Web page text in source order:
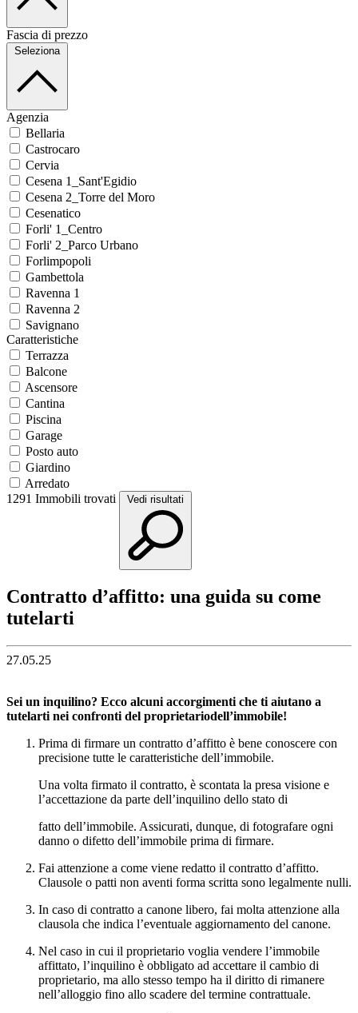
Fascia di prezzo
Seleziona
Agenzia
Bellaria
Castrocaro
Cervia
Cesena 1_Sant'Egidio
Cesena 2_Torre del Moro
Cesenatico
Forli' 1_Centro
Forli' 2_Parco Urbano
Forlimpopoli
Gambettola
Ravenna 1
Ravenna 2
Savignano
Caratteristiche
Terrazza
Balcone
Ascensore
Cantina
Piscina
Garage
Posto auto
Giardino
Arredato
1291 Immobili trovati Vedi risultati
Contratto d’affitto: una guida su come
tutelarti
27.05.25
Sei un inquilino? Ecco alcuni accorgimenti che ti aiutano a
tutelarti nei confronti del proprietariodell’immobile!
Prima di firmare un contratto d’affitto è bene conoscere con
precisione tutte le caratteristiche dell’immobile.
Una volta firmato il contratto, è scontata la presa visione e
l’accettazione da parte dell’inquilino dello stato di
fatto dell’immobile. Assicurati, dunque, di fotografare ogni
danno o difetto dell’immobile prima di firmare.
Fai attenzione a come viene redatto il contratto d’affitto.
Clausole o patti non aventi forma scritta sono legalmente nulli.
In caso di contratto a canone libero, fai molta attenzione alla
clausola che indica l’eventuale aggiornamento del canone.
Nel caso in cui il proprietario voglia vendere l’immobile
affittato, l’inquilino è obbligato ad accettare il cambio di
proprietario, ma allo stesso tempo ha il diritto di rimanere
nell’alloggio fino allo scadere del termine contrattuale.